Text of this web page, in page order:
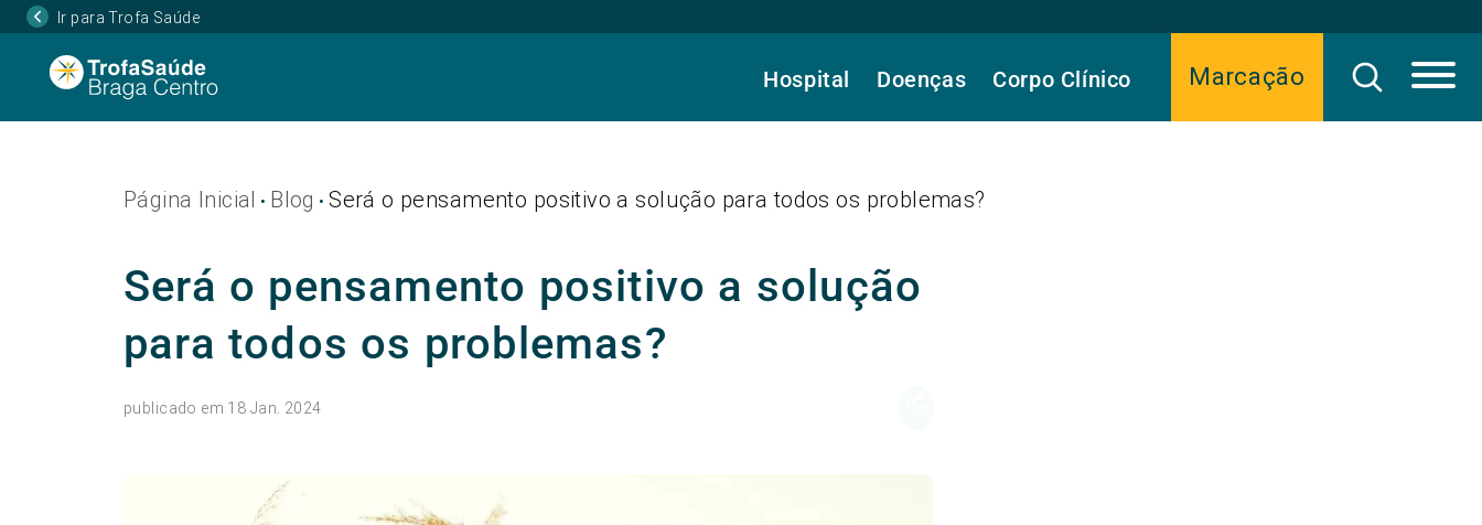
Ir para Trofa Saúde
Marcação
Hospital Doenças Corpo Clínico
Página Inicial • Blog •Será o pensamento positivo a solução para todos os problemas?
Será o pensamento positivo a solução
para todos os problemas?
publicado em 18 Jan. 2024